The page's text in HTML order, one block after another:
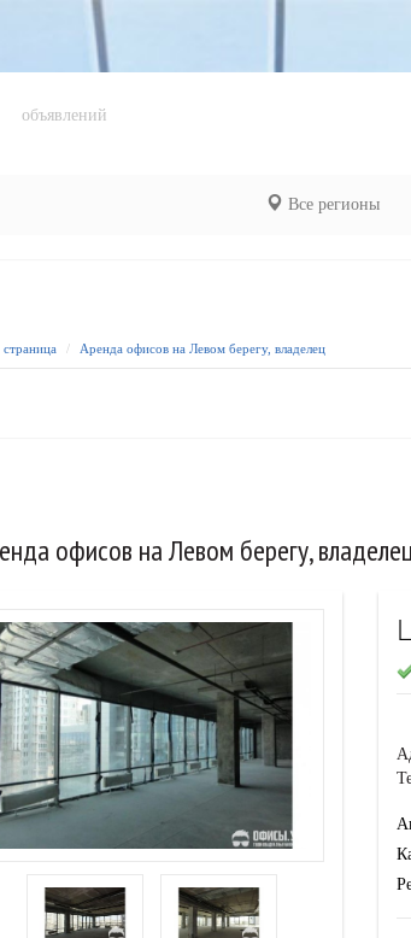
объявлений
Все регионы
страница Аренда офисов на Левом берегу, владелец
офисов на Левом берегу,